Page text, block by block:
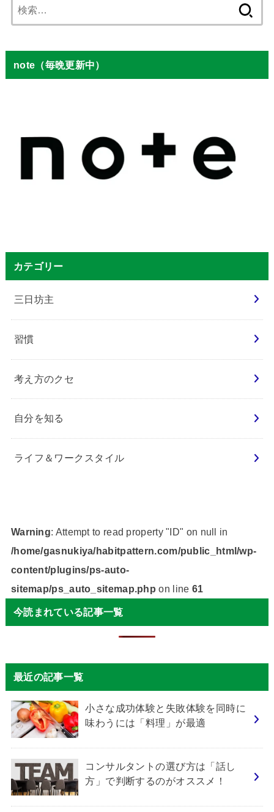
索:
note（毎晩更新中）
カテゴリー
三日坊主
習慣
考え方のクセ
自分を知る
ライフ＆ワークスタイル
Warning: Attempt to read property "ID" on null in
/home/gasnukiya/habitpattern.com/public_html/wp-
content/plugins/ps-auto-
sitemap/ps_auto_sitemap.php on line 61
今読まれている記事一覧
最近の記事一覧
小さな成功体験と失敗体験を同時に
味わうには「料理」が最適
コンサルタントの選び方は「話し
方」で判断するのがオススメ！